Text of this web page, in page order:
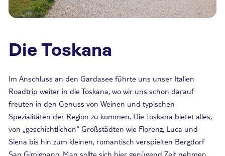
Die Toskana
Im Anschluss an den Gardasee führte uns unser Italien
Roadtrip weiter in die Toskana, wo wir uns schon darauf
freuten in den Genuss von Weinen und typischen
Spezialitäten der Region zu kommen. Die Toskana bietet alles,
von „geschichtlichen“ Großstädten wie Florenz, Luca und
Siena bis hin zum kleinen, romantisch verspielten Bergdorf
San Gimignano. Man sollte sich hier genügend Zeit nehmen,